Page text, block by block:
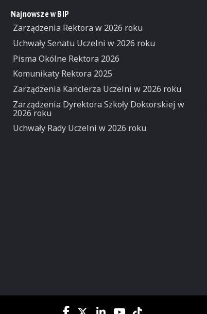
Najnowsze w BIP
Zarządzenia Rektora w 2026 roku
Uchwały Senatu Uczelni w 2026 roku
Pisma Okólne Rektora 2026
Komunikaty Rektora 2025
Zarządzenia Kanclerza Uczelni w 2026 roku
Zarządzenia Dyrektora Szkoły Doktorskiej w
2026 roku
Uchwały Rady Uczelni w 2026 roku